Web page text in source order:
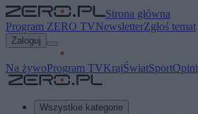
Strona główna
Program ZERO TVNewsletterZgłoś temat
Zaloguj
Na żywoProgram TVKrajŚwiatSport
Wszystkie kategorie